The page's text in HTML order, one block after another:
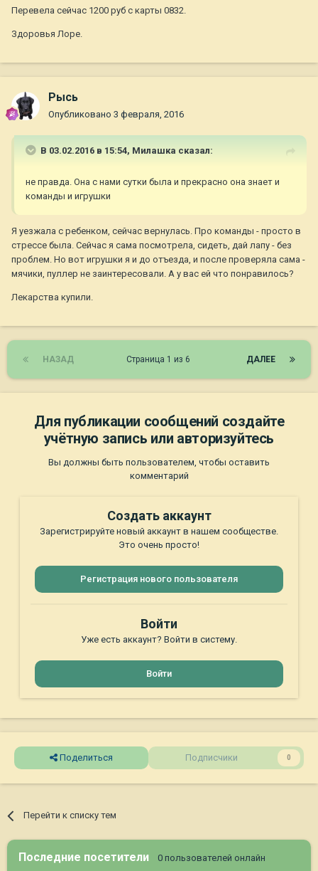
Перевела сейчас 1200 руб с карты 0832.
Здоровья Лоре.
Рысь
Опубликовано 3 февраля, 2016
В 03.02.2016 в 15:54, Милашка сказал:
не правда. Она с нами сутки была и прекрасно она знает и
команды и игрушки
Я уезжала с ребенком, сейчас вернулась. Про команды - просто в
стрессе была. Сейчас я сама посмотрела, сидеть, дай лапу - без
проблем. Но вот игрушки я и до отъезда, и после проверяла сама -
мячики, пуллер не заинтересовали. А у вас ей что понравилось?
Лекарства купили.
НАЗАД ДАЛЕЕ
Страница 1 из 6
Для публикации сообщений создайте
учётную запись или авторизуйтесь
Вы должны быть пользователем, чтобы оставить
комментарий
Создать аккаунт
Зарегистрируйте новый аккаунт в нашем сообществе.
Это очень просто!
Регистрация нового пользователя
Войти
Уже есть аккаунт? Войти в систему.
Войти
Поделиться Подписчики 0
Перейти к списку тем
Последние посетители 0 пользователей онлайн